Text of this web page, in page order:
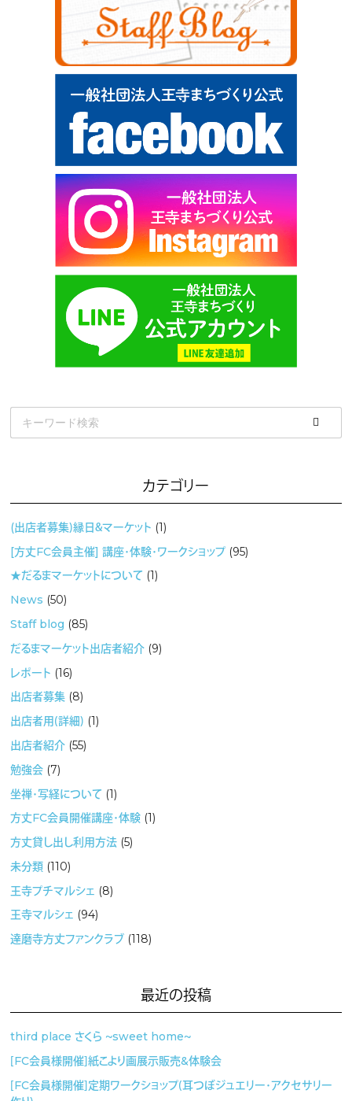
カテゴリー
(出店者募集）縁日＆マーケット (1)
[方丈FC会員主催] 講座・体験・ワークショップ(95)
★だるまマーケットについて (1)
News (50)
Staff blog (85)
だるまマーケット出店者紹介 (9)
レポート (16)
出店者募集 (8)
出店者用（詳細） (1)
出店者紹介 (55)
勉強会 (7)
坐禅・写経について (1)
方丈FC会員開催講座・体験 (1)
方丈貸し出し利用方法 (5)
未分類 (110)
王寺プチマルシェ (8)
王寺マルシェ (94)
達磨寺方丈ファンクラブ (118)
最近の投稿
third place さくら 〜sweet home〜
［FC会員様開催］紙こより画展示販売&体験会
［FC会員様開催］定期ワークショップ（耳つぼジュエリー・アクセサリー